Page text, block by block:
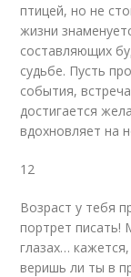
птицей, но не
жизни
составляющих
судьбе. Пусть
события,
достигается
вдохновляет на
12
Возраст у тебя
портрет писать!
глазах…
веришь ли ты в